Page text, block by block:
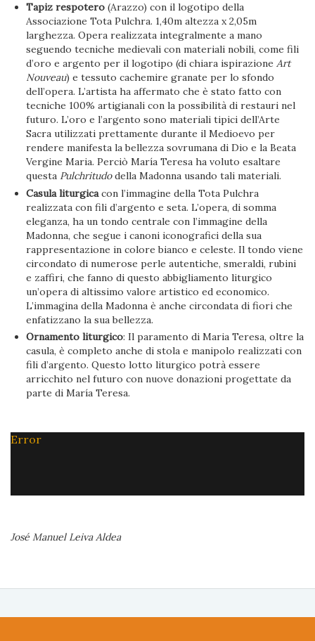
Tapiz respotero (Arazzo) con il logotipo della
Associazione Tota Pulchra. 1,40m altezza x 2,05m
larghezza. Opera realizzata integralmente a mano
seguendo tecniche medievali con materiali nobili, come fili
d’oro e argento per il logotipo (di chiara ispirazioneArt
Nouveau) e tessuto cachemire granate per lo sfondo
dell’opera. L’artista ha affermato che è stato fatto con
tecniche 100% artigianali con la possibilità di restauri nel
futuro. L’oro e l’argento sono materiali tipici dell’Arte
Sacra utilizzati prettamente durante il Medioevo per
rendere manifesta la bellezza sovrumana di Dio e la Beata
Vergine Maria. Perciò María Teresa ha voluto esaltare
questa Pulchritudodella Madonna usando tali materiali.
Casula liturgicacon l’immagine della Tota Pulchra
realizzata con fili d’argento e seta. L’opera, di somma
eleganza, ha un tondo centrale con l’immagine della
Madonna, che segue i canoni iconografici della sua
rappresentazione in colore bianco e celeste. Il tondo viene
circondato di numerose perle autentiche, smeraldi, rubini
e zaffiri, che fanno di questo abbigliamento liturgico
un’opera di altissimo valore artistico ed economico.
L’immagina della Madonna è anche circondata di fiori che
enfatizzano la sua bellezza.
Ornamento liturgico: Il paramento di Maria Teresa, oltre la
casula, è completo anche di stola e manipolo realizzati con
fili d’argento. Questo lotto liturgico potrà essere
arricchito nel futuro con nuove donazioni progettate da
parte di María Teresa.
Error
José Manuel Leiva Aldea